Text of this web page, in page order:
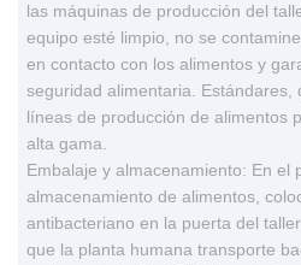
las máquinas de producción del
equipo esté limpio, no se
en contacto con los alimentos y
seguridad alimentaria. Estándares,
líneas de producción de alimentos
alta gama.
Embalaje y almacenamiento: En el
almacenamiento de alimentos,
antibacteriano en la puerta del
que la planta humana transporte